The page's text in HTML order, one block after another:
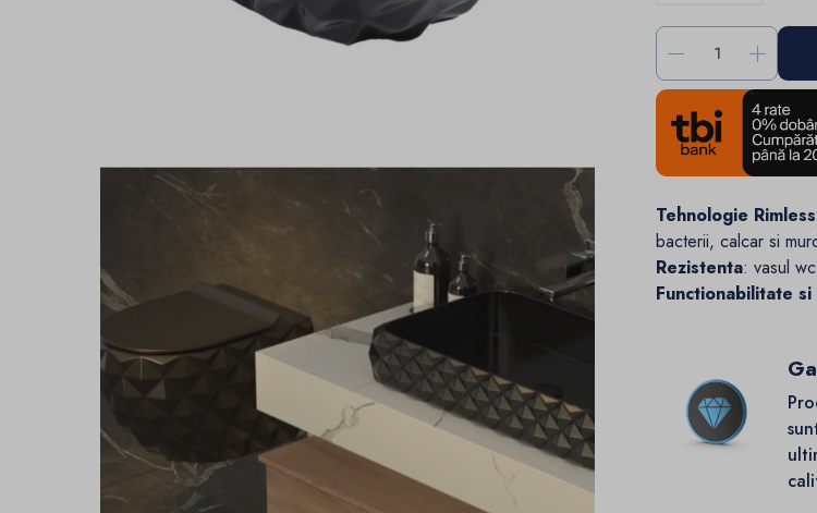
- +
Tehnologie
bacterii, calcar si
Rezistenta: vasul
Functionabilitate